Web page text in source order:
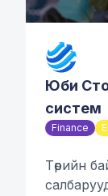
Юби
систем
Finance
Төрийн